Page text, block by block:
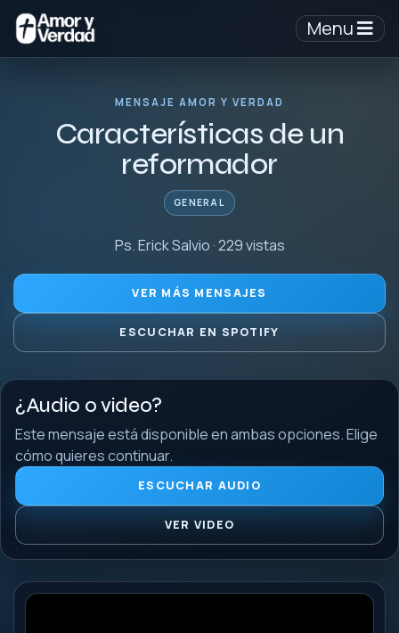
Menu
MENSAJE AMOR Y VERDAD
Características de un
reformador
GENERAL
Ps. Erick Salvio · 229 vistas
VER MÁS MENSAJES
ESCUCHAR EN SPOTIFY
¿Audio o video?
Este mensaje está disponible en ambas opciones. Elige
cómo quieres continuar.
ESCUCHAR AUDIO
VER VIDEO